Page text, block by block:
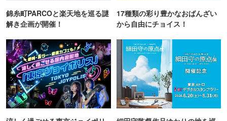
錦糸町PARCOと楽天地を巡る謎
解き企画が開催！
17種類の彩り豊かなおばんざい
から自由にチョイス！